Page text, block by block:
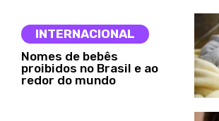
INTERNACIONAL
Nomes de bebês
proibidos no Brasil e ao
redor do mundo